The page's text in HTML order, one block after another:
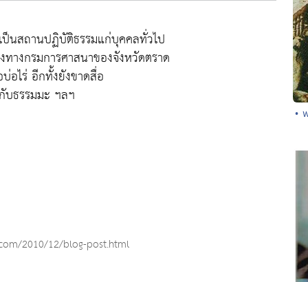
นสถานปฏิบัติธรรมแก่บุคคลทั่วไป
างกรมการศาสนาของจังหวัดตราด
อไร่ อีกทั้งยังขาดสื่อ
บธรรมมะ ฯลฯ
2010/12/blog-post.html
•